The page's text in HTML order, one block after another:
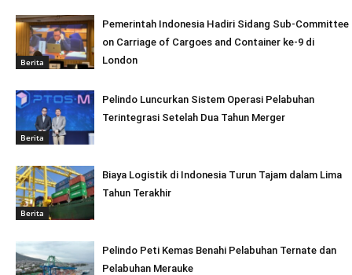
Berita
Pemerintah Indonesia Hadiri Sidang Sub-Committee
on Carriage of Cargoes and Container ke-9 di
London
Berita
Pelindo Luncurkan Sistem Operasi Pelabuhan
Terintegrasi Setelah Dua Tahun Merger
Berita
Biaya Logistik di Indonesia Turun Tajam dalam Lima
Tahun Terakhir
Pelindo Peti Kemas Benahi Pelabuhan Ternate dan
Pelabuhan Merauke